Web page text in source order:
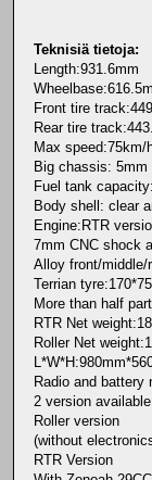
Teknisiä tietoja:
Length:931.6mm
Front tire
Rear tire
Max speed:75km/
Big chassis: 5mm
Fuel tank
Body shell: clear
Engine:RTR
7mm CNC shock
Alloy front/middle/
Terrian
More than half
RTR Net
Roller Net
Radio and battery
2 version available
Roller version
(without
RTR Version